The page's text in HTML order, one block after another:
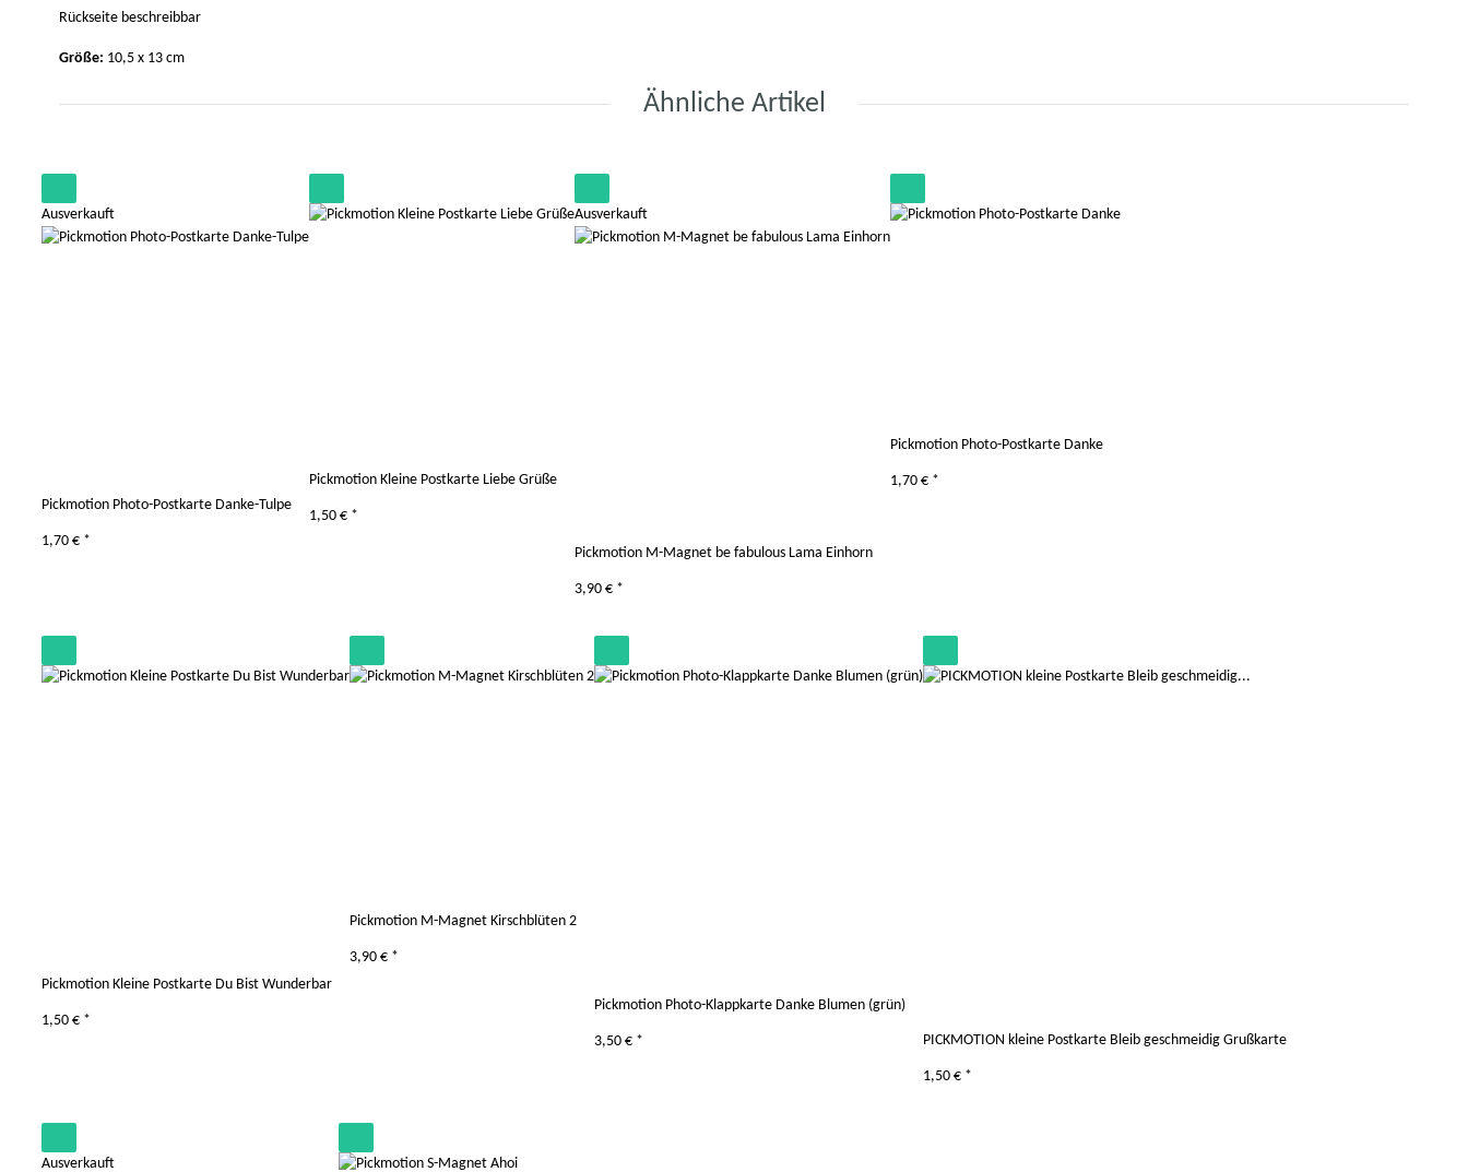
Rückseite beschreibbar
Größe: 10,5 x 13 cm
Ähnliche Artikel
Ausverkauft
Pickmotion Photo-Postkarte Danke-Tulpe
1,70 € *
Pickmotion Kleine Postkarte Liebe Grüße
1,50 € *
Ausverkauft
Pickmotion M-Magnet be fabulous Lama Einhorn
3,90 € *
Pickmotion Photo-Postkarte Danke
1,70 € *
Pickmotion Kleine Postkarte Du Bist Wunderbar
1,50 € *
Pickmotion M-Magnet Kirschblüten 2
3,90 € *
Pickmotion Photo-Klappkarte Danke Blumen (grün)
3,50 € * PICKMOTION kleine Postkarte Bleib geschmeidig Grußkarte
1,50 € *
Ausverkauft